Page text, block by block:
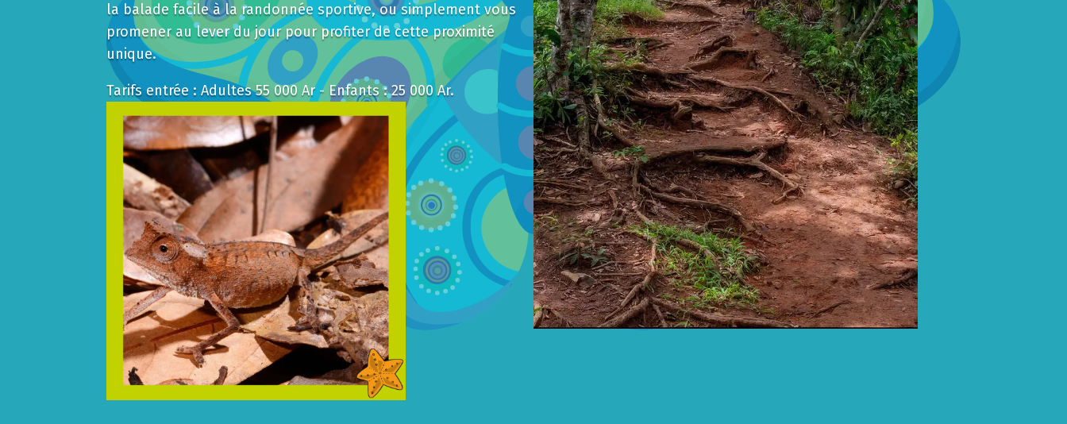
la balade facile à la randonnée sportive, ou simplement vous
promener au lever du jour pour profiter de cette proximité
unique.
Tarifs entrée : Adultes 55 000 Ar - Enfants : 25 000 Ar.